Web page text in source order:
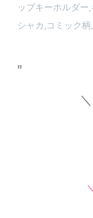
ップキーホルダー
シャカ,コミック
"